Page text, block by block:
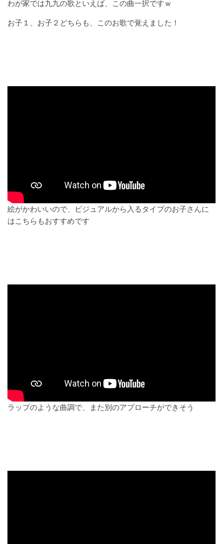
わが家では九九の歌といえば、この曲一択ですｗ
お子１、お子２どちらも、このお歌で覚えました！
絵がかわいいので、ビジュアルから入るタイプのお子さんに
はこちらもおすすめです
ラップのような曲調で、また別のアプローチができそう